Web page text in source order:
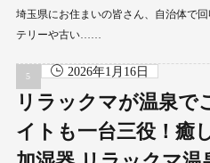
埼玉県にお住まいの皆さん、自治体で
テリーや古い……
2026年1月16日
リラックマが温泉で
イトも一台三役！癒